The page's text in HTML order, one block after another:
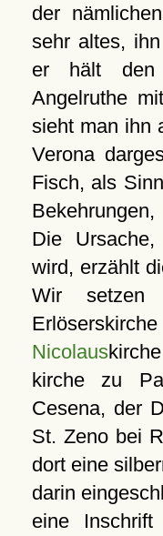
der
sehr altes,
er hält den
Angelruthe
sieht man ihn
Verona
Fisch, als
Die
wird, erzählt
Wir
Nicolaus
kirche zu
Cesena, der
St. Zeno bei
dort eine
darin
eine